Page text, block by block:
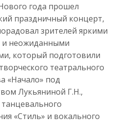
года прошел
праздничный концерт,
зрителей яркими
неожиданными
который подготовили
театрального
«Начало» под
Лукьяниной Г.Н.,
«Стиль» и вокального